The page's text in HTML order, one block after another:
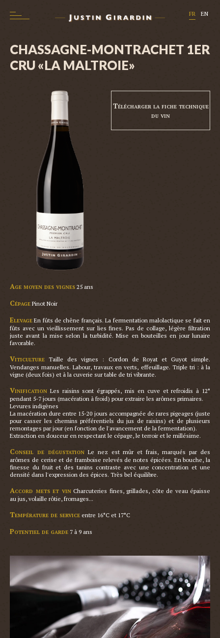
FR EN
CHASSAGNE-MONTRACHET 1ER
CRU «LA MALTROIE»
Age moyen des vignes 25 ans
Cépage Pinot Noir
Elevage En fûts de chêne français. La fermentation malolactique se fait en
fûts avec un vieillissement sur lies fines. Pas de collage, légère filtration
juste avant la mise selon la turbidité. Mise en bouteilles en jour lunaire
favorable.
Viticulture Taille des vignes : Cordon de Royat et Guyot simple.
Vendanges manuelles. Labour, travaux en verts, effeuillage. Triple tri : à la
vigne (deux fois) et à la cuverie sur table de tri vibrante.
Vinification Les raisins sont égrappés, mis en cuve et refroidis à 12°
pendant 5-7 jours (macération à froid) pour extraire les arômes primaires.
Levures indigènes
La macération dure entre 15-20 jours accompagnée de rares pigeages (juste
pour casser les chemins préférentiels du jus de raisins) et de plusieurs
remontages par jour (en fonction de l'avancement de la fermentation).
Extraction en douceur en respectant le cépage, le terroir et le millésime.
Conseil de dégustation Le nez est mûr et frais, marqués par des
arômes de cerise et de framboise relevés de notes épicées. En bouche, la
finesse du fruit et des tanins contraste avec une concentration et une
densité dans l'expression des épices. Très bel équilibre.
Accord mets et vin Charcuteries fines, grillades, côte de veau épaisse
au jus, volaille rôtie, fromages...
Température de service entre 16°C et 17°C
Potentiel de garde
Télécharger la fiche technique
du vin